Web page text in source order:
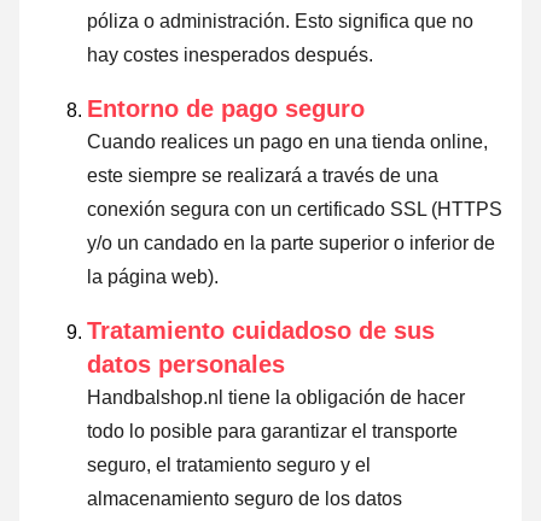
póliza o administración. Esto significa que no
hay costes inesperados después.
Entorno de pago seguro
Cuando realices un pago en una tienda online,
este siempre se realizará a través de una
conexión segura con un certificado SSL (HTTPS
y/o un candado en la parte superior o inferior de
la página web).
Tratamiento cuidadoso de sus
datos personales
Handbalshop.nl tiene la obligación de hacer
todo lo posible para garantizar el transporte
seguro, el tratamiento seguro y el
almacenamiento seguro de los datos